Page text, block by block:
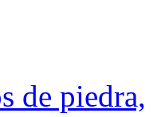
de piedra,